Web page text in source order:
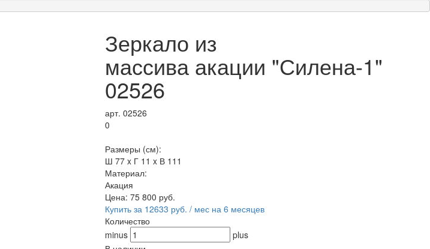
Зеркало из
массива акации "Силена-1"
02526
арт. 02526
0
Размеры (см):
Ш 77 x Г 11 x В 111
Материал:
Акация
Цена: 75 800 руб.
Купить за 12633 руб. / мес на 6 месяцев
Количество
minus
plus